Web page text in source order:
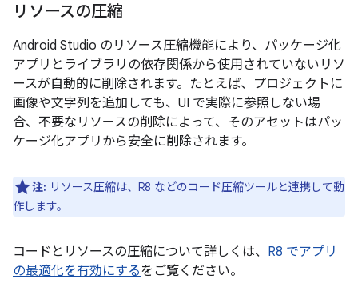
リソースの圧縮
Android Studio のリソース圧縮機能により、パッケージ化
アプリとライブラリの依存関係から使用されていないリソ
ースが自動的に削除されます。たとえば、プロジェクトに
画像や文字列を追加しても、UI で実際に参照しない場
合、不要なリソースの削除によって、そのアセットはパッ
ケージ化アプリから安全に削除されます。
注: リソース圧縮は、R8 などのコード圧縮ツールと連携して動
作します。
コードとリソースの圧縮について詳しくは、 R8 でアプリ
の最適化を有効にするをご覧ください。